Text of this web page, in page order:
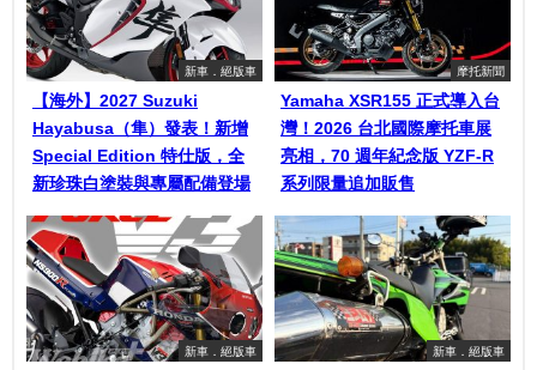
新車．絕版車
【海外】2027 Suzuki
Hayabusa（隼）發表！新增
Special Edition 特仕版，全
新珍珠白塗裝與專屬配備登場
摩托新聞
Yamaha XSR155 正式導入台
灣！2026 台北國際摩托車展
亮相，70 週年紀念版 YZF-R
系列限量追加販售
新車．絕版車 新車．絕版車